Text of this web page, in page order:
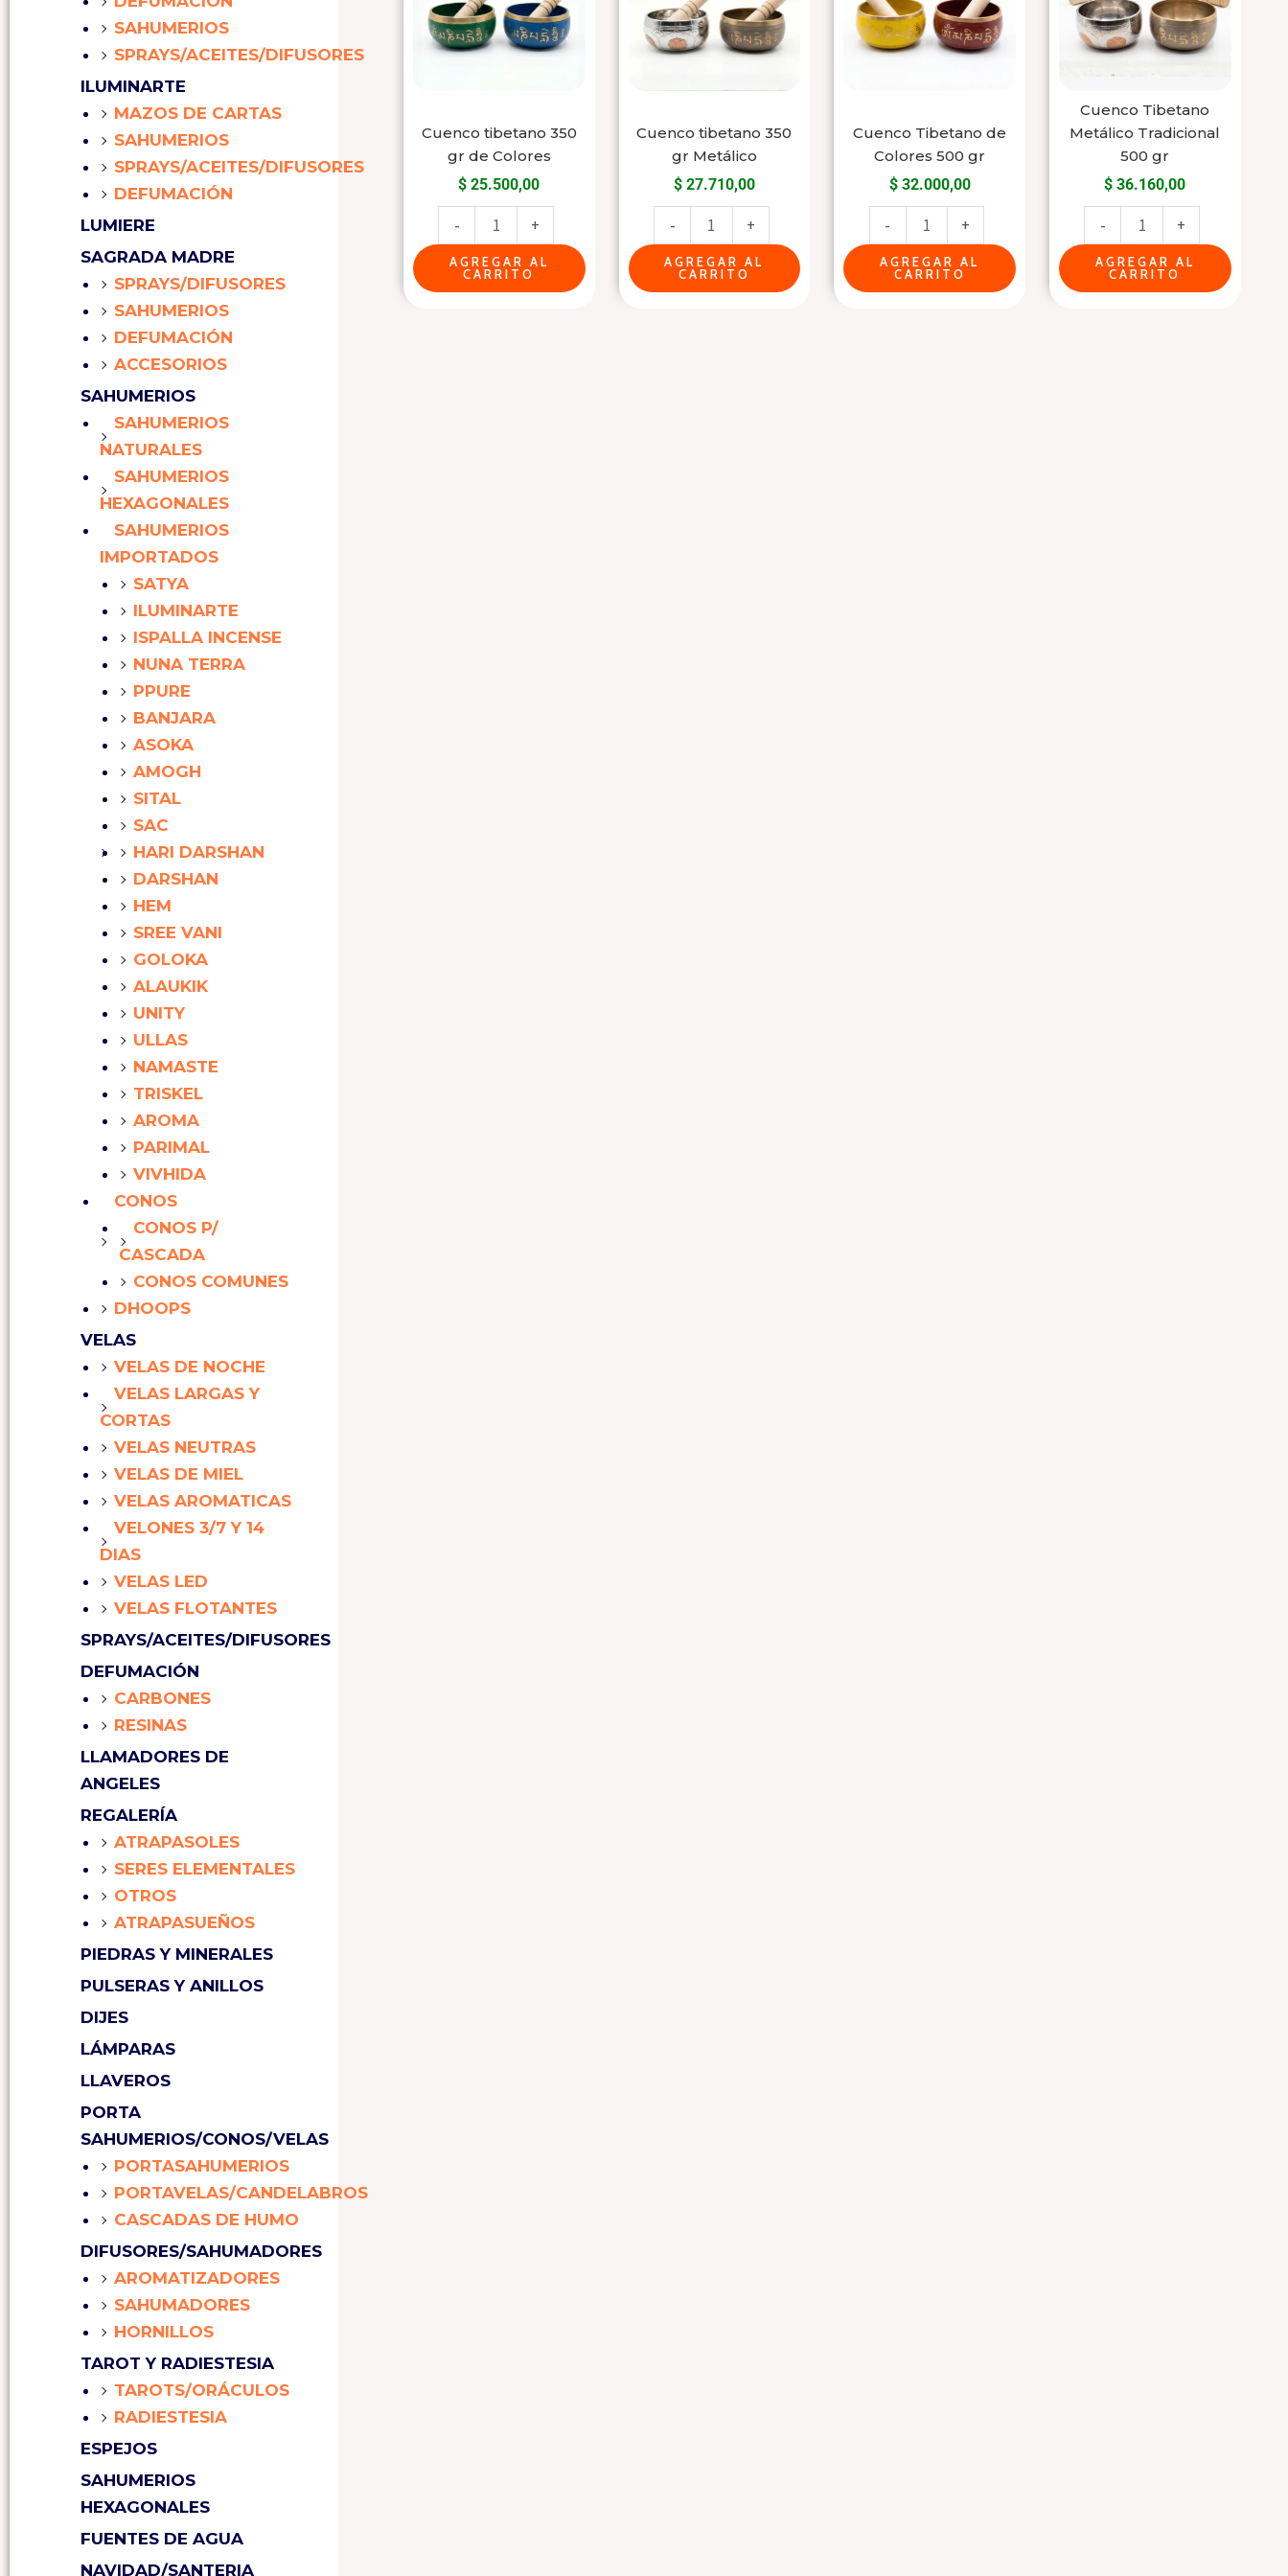
SAHUMERIOS
SPRAYS/ACEITES/DIFUSORES
ILUMINARTE
MAZOS DE CARTAS
SAHUMERIOS
SPRAYS/ACEITES/DIFUSORES
DEFUMACIÓN
LUMIERE
SAGRADA MADRE
SPRAYS/DIFUSORES
SAHUMERIOS
DEFUMACIÓN
ACCESORIOS
SAHUMERIOS
SAHUMERIOS
NATURALES
SAHUMERIOS
HEXAGONALES
SAHUMERIOS
IMPORTADOS
SATYA
ILUMINARTE
ISPALLA INCENSE
NUNA TERRA
PPURE
BANJARA
ASOKA
AMOGH
SITAL
SAC
HARI DARSHAN
DARSHAN
HEM
SREE VANI
GOLOKA
ALAUKIK
UNITY
ULLAS
NAMASTE
TRISKEL
AROMA
PARIMAL
VIVHIDA
CONOS
CONOS P/
CASCADA
CONOS COMUNES
DHOOPS
VELAS
VELAS DE NOCHE
VELAS LARGAS Y
CORTAS
VELAS NEUTRAS
VELAS DE MIEL
VELAS AROMATICAS
VELONES 3/7 Y 14
DIAS
VELAS LED
VELAS FLOTANTES
SPRAYS/ACEITES/DIFUSORES
DEFUMACIÓN
CARBONES
RESINAS
LLAMADORES DE
ANGELES
REGALERÍA
ATRAPASOLES
SERES ELEMENTALES
OTROS
ATRAPASUEÑOS
PIEDRAS Y MINERALES
PULSERAS Y ANILLOS
DIJES
LÁMPARAS
LLAVEROS
PORTA
SAHUMERIOS/CONOS/VELAS
PORTASAHUMERIOS
PORTAVELAS/CANDELABROS
CASCADAS DE HUMO
DIFUSORES/SAHUMADORES
AROMATIZADORES
SAHUMADORES
HORNILLOS
TAROT Y RADIESTESIA
TAROTS/ORÁCULOS
RADIESTESIA
ESPEJOS
SAHUMERIOS
HEXAGONALES
FUENTES DE AGUA
NAVIDAD/SANTERIA
Cuenco tibetano 350
gr de Colores
$ 25.500,00
-
de
Colores
+
AGREGAR AL
CARRITO
Cuenco tibetano 350
gr Metálico
$27.710,00
-
Metálico
cantidad
+
AGREGAR AL
CARRITO
Cuenco Tibetano de
Colores 500 gr
$32.000,00
-
500
gr
+
AGREGAR AL
CARRITO
Cuenco Tibetano
Metálico Tradicional
500 gr
$ 36.160,00
-
500
gr
cantidad
+
AGREGAR AL
CARRITO